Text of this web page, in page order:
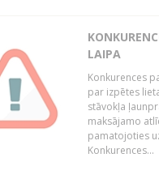
LAIPA
Konkurences
par izpētes
stāvokļa
maksājamo
pamatojoties
Konkurences...